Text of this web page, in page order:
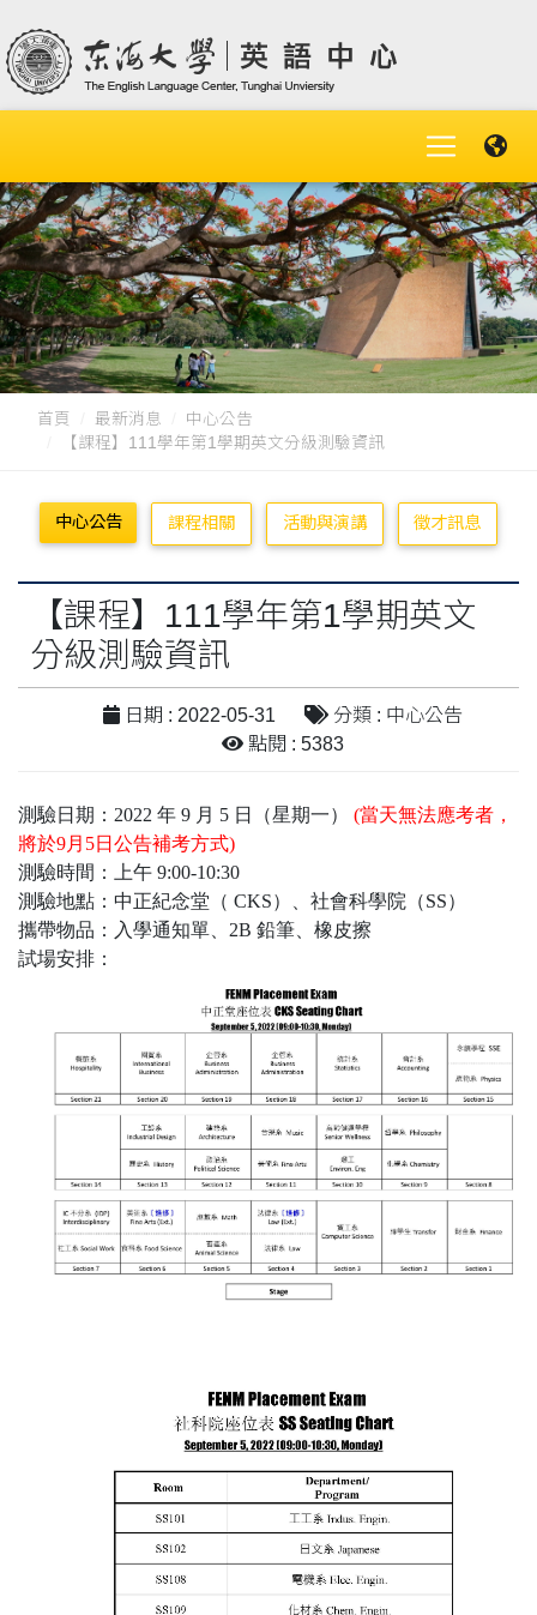
首頁 最新消息
中心公告
【課程】111學年第1學期英文分級測驗資訊
中心公告 課程相關 活動與演講 徵才訊息
【課程】111學年第1學期英文
分級測驗資訊
日期 : 2022-05-31
分類 : 中心公告
點閱 : 5383
測驗日期：2022 年 9 月 5 日（星期一）
(當天無法應考者，
將於9月5日公告補考方式)
測驗時間：上午 9:00-10:30
測驗地點：中正紀念堂（ CKS）、社會科學院（SS）
攜帶物品：入學通知單、2B 鉛筆、橡皮擦
試場安排：